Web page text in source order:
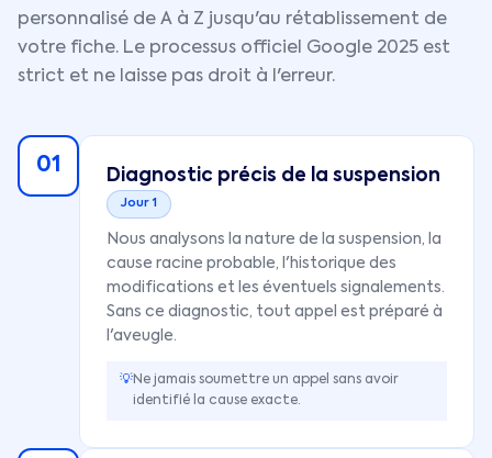
personnalisé de A à Z jusqu'au rétablissement de
votre fiche. Le processus officiel Google 2025 est
strict et ne laisse pas droit à l'erreur.
01 Diagnostic précis de la suspension
Jour 1
Nous analysons la nature de la suspension, la
cause racine probable, l'historique des
modifications et les éventuels signalements.
Sans ce diagnostic, tout appel est préparé à
l'aveugle.
💡Ne jamais soumettre un appel sans avoir
identifié la cause exacte.